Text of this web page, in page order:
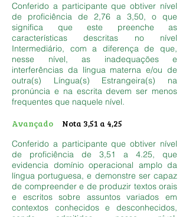
Conferido a participante que obtiver nível
de proficiência de 2,76 a 3,50, o que
significa que este preenche as
características descritas no nível
Intermediário, com a diferença de que,
nesse nível, as inadequações e
interferências da língua materna e/ou de
outra(s) Língua(s) Estrangeira(s) na
pronúncia e na escrita devem ser menos
frequentes que naquele nível.
Avançado Nota 3,51 a 4,25
Conferido a participante que obtiver nível
de proficiência de 3,51 a 4.25, que
evidencia domínio operacional amplo da
língua portuguesa, e demonstre ser capaz
de compreender e de produzir textos orais
e escritos sobre assuntos variados em
contextos conhecidos e desconhecidos,